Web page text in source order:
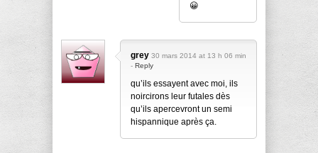
😀
grey 30 mars 2014 at 13 h 06 min
- Reply
qu’ils essayent avec moi, ils
noircirons leur futales dès
qu’ils apercevront un semi
hispannique après ça.